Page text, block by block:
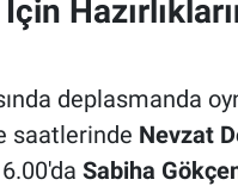
deplasmanda
saatlerinde Nevzat
Sabiha